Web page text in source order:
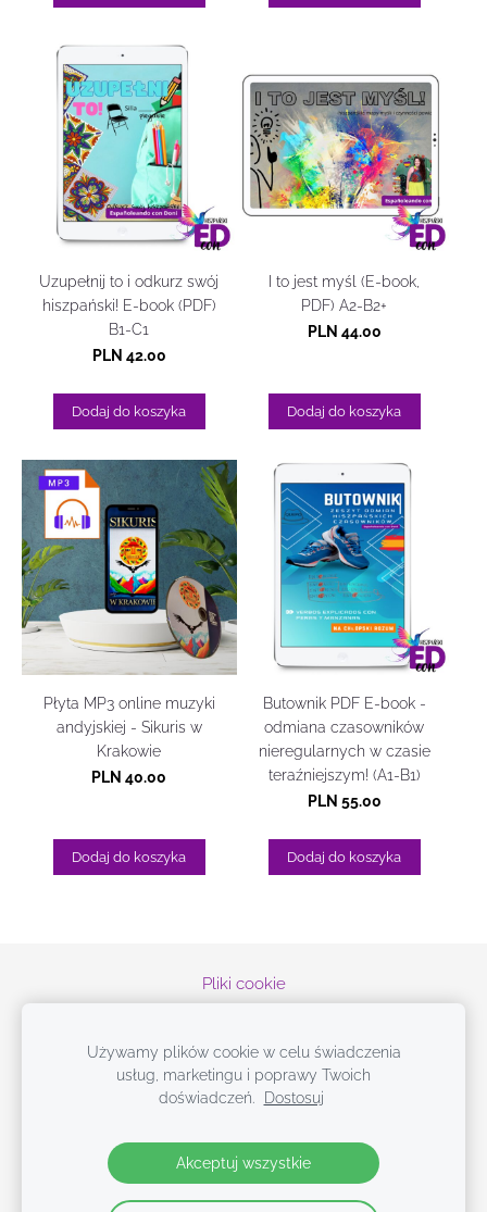
Uzupełnij to i odkurz swój
hiszpański! E-book (PDF)
B1-C1
PLN 42.00
Dodaj do koszyka
I to jest myśl (E-book,
PDF) A2-B2+
PLN 44.00
Dodaj do koszyka
Płyta MP3 online muzyki
andyjskiej - Sikuris w
Krakowie
PLN 40.00
Dodaj do koszyka
Butownik PDF E-book -
odmiana czasowników
nieregularnych w czasie
teraźniejszym! (A1-B1)
PLN 55.00
Dodaj do koszyka
Pliki cookie
© 2019-2026 Españoleando con Doni
Únete a mi mundo, en las redes sociales!
słówka
Używamy plików cookie w celu świadczenia
usług, marketingu i poprawy Twoich
doświadczeń.
Dostosuj
Akceptuj wszystkie